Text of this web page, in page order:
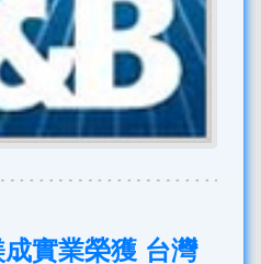
實業榮獲 台灣